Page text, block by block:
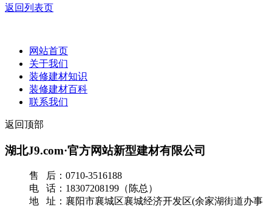
返回列表页
网站首页
关于我们
装修建材知识
装修建材百科
联系我们
返回顶部
湖北J9.com·官方网站新型建材有限公司
售 后：0710-3516188
电 话：18307208199（陈总）
地 址：襄阳市襄城区襄城经济开发区(余家湖街道办事